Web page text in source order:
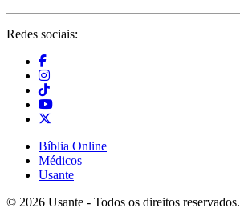
Redes sociais:
Bíblia Online
Médicos
Usante
© 2026 Usante - Todos os direitos reservados.